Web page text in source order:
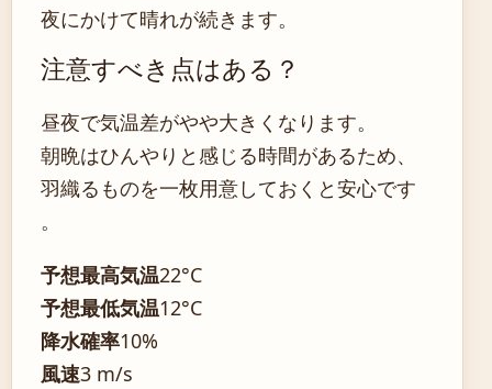
夜にかけて晴れが続きます。
注意すべき点はある？
昼夜で気温差がやや大きくなります。
朝晩はひんやりと感じる時間があるため、
羽織るものを一枚用意しておくと安心です
。
予想最高気温22°C
予想最低気温12°C
降水確率10%
風速3 m/s